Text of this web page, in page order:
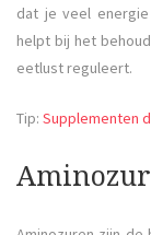
dat je veel
helpt bij het
eetlust reguleert.
Tip: Supplementen